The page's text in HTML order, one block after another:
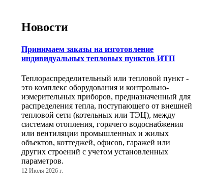
Новости
Принимаем заказы на изготовление
индивидуальных тепловых пунктов ИТП
Теплораспределительный или тепловой пункт -
это комплекс оборудования и контрольно-
измерительных приборов, предназначенный для
распределения тепла, поступающего от внешней
тепловой сети (котельных или ТЭЦ), между
системам отопления, горячего водоснабжения
или вентиляции промышленных и жилых
объектов, коттеджей, офисов, гаражей или
других строений с учетом установленных
параметров.
12 Июля 2026 г.